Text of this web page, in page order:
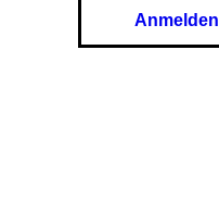
Anmelden